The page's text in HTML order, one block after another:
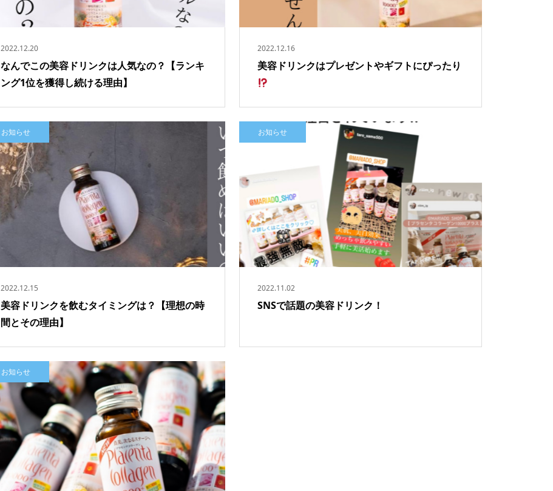
2022.12.20
なんでこの美容ドリンクは人気なの？【ランキ
ング1位を獲得し続ける理由】
2022.12.16
美容ドリンクはプレゼントやギフトにぴったり
2022.12.15
美容ドリンクを飲むタイミングは？【理想の時
間とその理由】
お知らせ
2022.11.02
SNSで話題の美容ドリンク！
お知らせ
お知らせ